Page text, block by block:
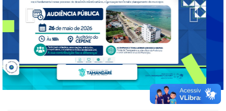
Previous Next